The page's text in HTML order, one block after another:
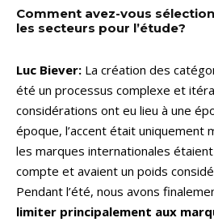
Comment avez-vous
les secteurs pour l’étude?
Luc Biever: La création des
été un processus complexe et
considérations ont eu lieu à une
époque, l’accent était uniquement
les marques internationales
compte et avaient un poids
Pendant l’été, nous avons
limiter principalement aux